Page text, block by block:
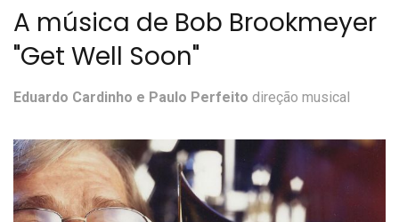
A música de Bob Brookmeyer
"Get Well Soon"
Eduardo Cardinho e Paulo Perfeito direção musical